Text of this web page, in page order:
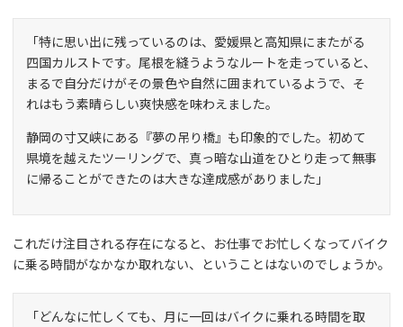
「特に思い出に残っているのは、愛媛県と高知県にまたがる
四国カルストです。尾根を縫うようなルートを走っていると、
まるで自分だけがその景色や自然に囲まれているようで、そ
れはもう素晴らしい爽快感を味わえました。
静岡の寸又峡にある『夢の吊り橋』も印象的でした。初めて
県境を越えたツーリングで、真っ暗な山道をひとり走って無事
に帰ることができたのは大きな達成感がありました」
これだけ注目される存在になると、お仕事でお忙しくなってバイク
に乗る時間がなかなか取れない、ということはないのでしょうか。
「どんなに忙しくても、月に一回はバイクに乗れる時間を取